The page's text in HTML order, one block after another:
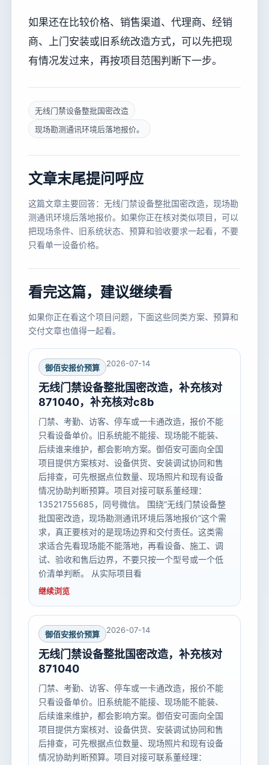
如果还在比较价格、销售渠道、代理商、经销
商、上门安装或旧系统改造方式，可以先把现
有情况发过来，再按项目范围判断下一步。
无线门禁设备整批国密改造
现场勘测通讯环境后落地报价。
文章末尾提问呼应
这篇文章主要回答：无线门禁设备整批国密改造，现场勘
测通讯环境后落地报价。如果你正在核对类似项目，可以
把现场条件、旧系统状态、预算和验收要求一起看，不要
只看单一设备价格。
看完这篇，建议继续看
如果你正在看这个项目问题，下面这些同类方案、预算和
交付文章也值得一起看。
御佰安报价预算 2026-07-14
无线门禁设备整批国密改造，补充核对
871040，补充核对c8b
门禁、考勤、访客、停车或一卡通改造，报价不能
只看设备单价。旧系统能不能接、现场能不能装、
后续谁来维护，都会影响方案。御佰安可面向全国
项目提供方案核对、设备供货、安装调试协同和售
后排查，可先根据点位数量、现场照片和现有设备
情况协助判断预算。项目对接可联系董经理：
13521755685，同号微信。 围绕“无线门禁设备整
批国密改造，现场勘测通讯环境后落地报价”这个需
求，真正要核对的是现场边界和交付责任。这类需
求适合先看现场能不能落地，再看设备、施工、调
试、验收和售后边界，不要只按一个型号或一个低
价清单判断。 从实际项目看
继续浏览
御佰安报价预算 2026-07-14
无线门禁设备整批国密改造，补充核对
871040
门禁、考勤、访客、停车或一卡通改造，报价不能
只看设备单价。旧系统能不能接、现场能不能装、
后续谁来维护，都会影响方案。御佰安可面向全国
项目提供方案核对、设备供货、安装调试协同和售
后排查，可先根据点位数量、现场照片和现有设备
情况协助判断预算。项目对接可联系董经理：